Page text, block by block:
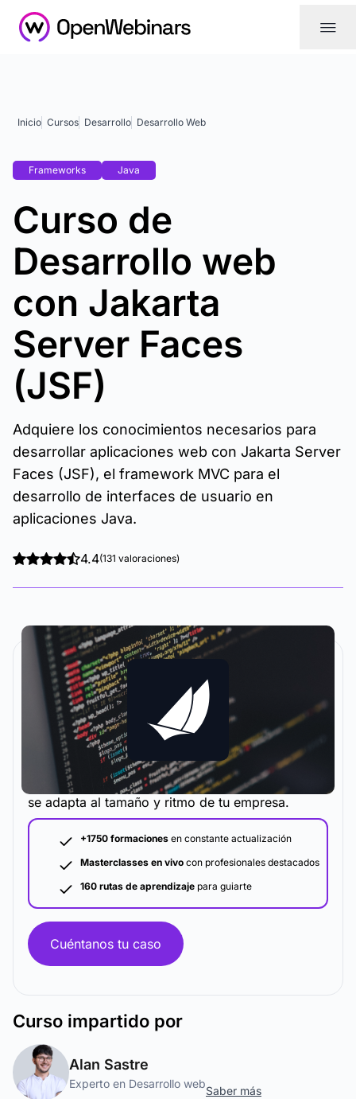
|||
Inicio Cursos Desarrollo Desarrollo Web
Frameworks Java
Curso de
Desarrollo web
con Jakarta
Server Faces
(JSF)
Adquiere los conocimientos necesarios para
desarrollar aplicaciones web con Jakarta Server
Faces (JSF), el framework MVC para el
desarrollo de interfaces de usuario en
aplicaciones Java.
4.4(131 valoraciones)
La metodología y plataforma de formación que
se adapta al tamaño y ritmo de tu empresa.
+1750 formaciones en constante actualización
Masterclasses en vivo con profesionales destacados
160 rutas de aprendizaje para guiarte
Cuéntanos tu caso
Curso impartido por
Alan Sastre
Experto en Desarrollo web
Saber más